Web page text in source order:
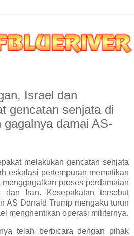
Israel dan
gencatan senjata di
damai AS-
melakukan gencatan senjata
eskalasi pertempuran mematikan
proses perdamaian
dan Iran. Kesepakatan tersebut
AS Donald Trump mengaku turun
menghentikan operasi militernya.
telah berbicara dengan pihak